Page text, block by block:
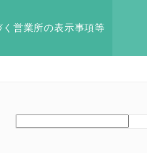
営業所の表示事項等